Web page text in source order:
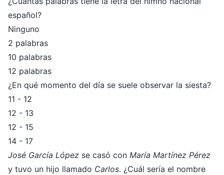
español?
Ninguno
2 palabras
10 palabras
12 palabras
¿En qué momento del día se suele observar la siesta?
11 - 12
12 - 13
12 - 15
14 - 17
José García López se casó con María Martínez Pérez
y tuvo un hijo llamado Carlos. ¿Cuál sería el nombre